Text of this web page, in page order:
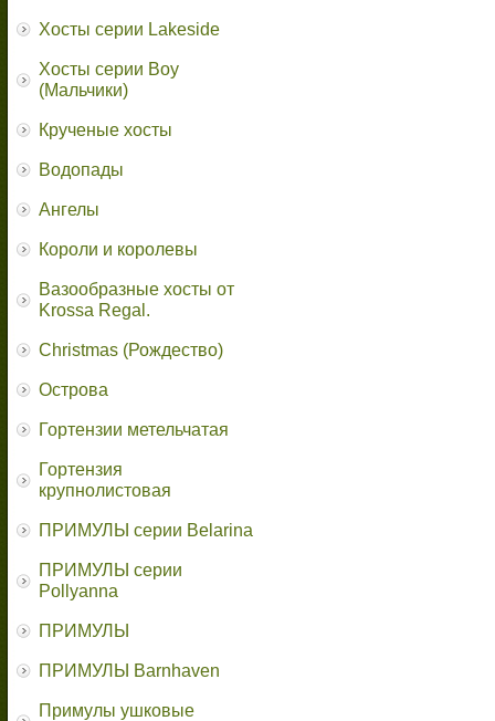
Хосты серии Lakeside
Хосты серии Boy
(Мальчики)
Крученые хосты
Водопады
Ангелы
Короли и королевы
Вазообразные хосты от
Krossa Regal.
Christmas (Рождество)
Острова
Гортензии метельчатая
Гортензия
крупнолистовая
ПРИМУЛЫ серии Belarina
ПРИМУЛЫ серии
Pollyanna
ПРИМУЛЫ
ПРИМУЛЫ Barnhaven
Примулы ушковые